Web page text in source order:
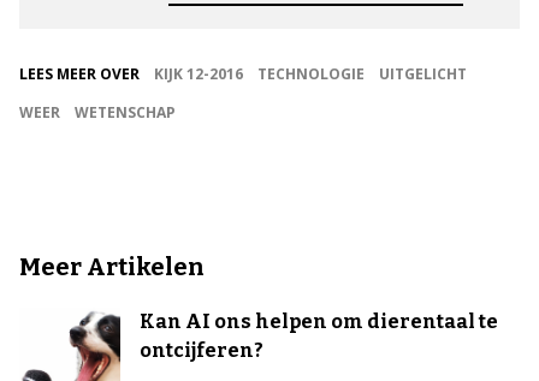
LEES MEER OVER KIJK 12-2016 TECHNOLOGIE
UITGELICHT
WEER
WETENSCHAP
Meer Artikelen
Kan AI ons helpen om dierentaal te
ontcijferen?